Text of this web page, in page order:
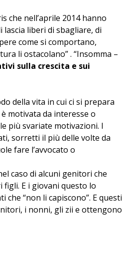
che nell’aprile 2014 hanno
liberi di sbagliare, di
come si comportano,
li ostacolano” . “Insomma –
sulla crescita e sui
della vita in cui ci si prepara
motivata da interesse o
più svariate motivazioni. I
sorretti il più delle volte da
fare l’avvocato o
caso di alcuni genitori che
E i giovani questo lo
“non li capiscono”. E questi
i nonni, gli zii e ottengono